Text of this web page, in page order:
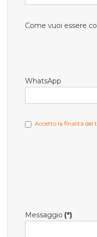
Come vuoi essere
WhatsApp
Accetto la finalità del
Messaggio (*)